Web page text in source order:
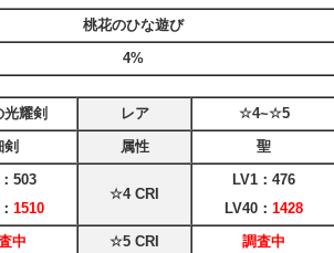
桃花のひな遊び
4%
光耀剣 レア
☆4~☆5
剣 属性 聖
503
1510
☆4 CRI
LV1：476
LV40： 1428
中 ☆5 CRI 調査中